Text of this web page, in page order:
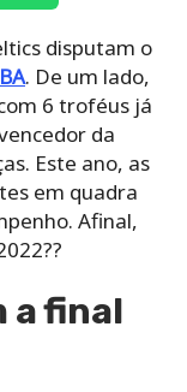
disputam o
. De um lado,
6 troféus já
da
Este ano, as
em quadra
Afinal,
a final